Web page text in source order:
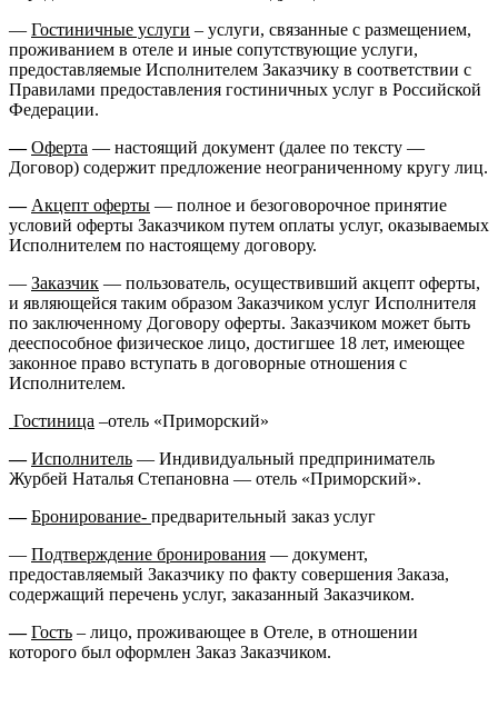
— Гостиничные услуги – услуги, связанные с размещением,
проживанием в отеле и иные сопутствующие услуги,
предоставляемые Исполнителем Заказчику в соответствии с
Правилами предоставления гостиничных услуг в Российской
Федерации.
— Оферта — настоящий документ (далее по тексту —
Договор) содержит предложение неограниченному кругу лиц.
— Акцепт оферты — полное и безоговорочное принятие
условий оферты Заказчиком путем оплаты услуг, оказываемых
Исполнителем по настоящему договору.
— Заказчик — пользователь, осуществивший акцепт оферты,
и являющейся таким образом Заказчиком услуг Исполнителя
по заключенному Договору оферты. Заказчиком может быть
дееспособное физическое лицо, достигшее 18 лет, имеющее
законное право вступать в договорные отношения с
Исполнителем.
Гостиница –отель «Приморский»
— Исполнитель — Индивидуальный предприниматель
Журбей Наталья Степановна — отель «Приморский».
— Бронирование- предварительный заказ услуг
— Подтверждение бронирования — документ,
предоставляемый Заказчику по факту совершения Заказа,
содержащий перечень услуг, заказанный Заказчиком.
— Гость – лицо, проживающее в Отеле, в отношении
которого был оформлен Заказ Заказчиком.